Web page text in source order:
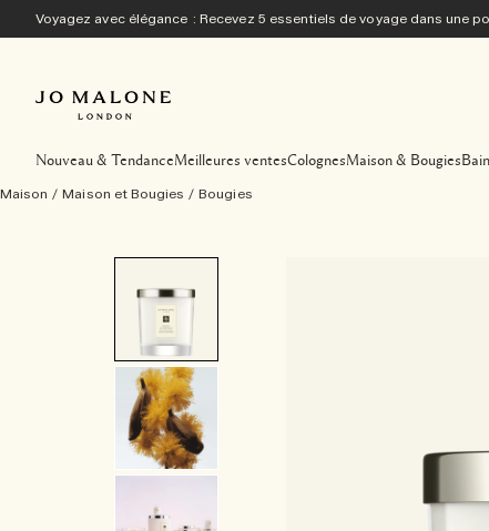
Voyagez avec élégance : Recevez 5 essentiels de voyage dans une
Nouveau & TendanceMeilleures ventesColognesMaison & Bougies
Maison / Maison et Bougies / Bougies